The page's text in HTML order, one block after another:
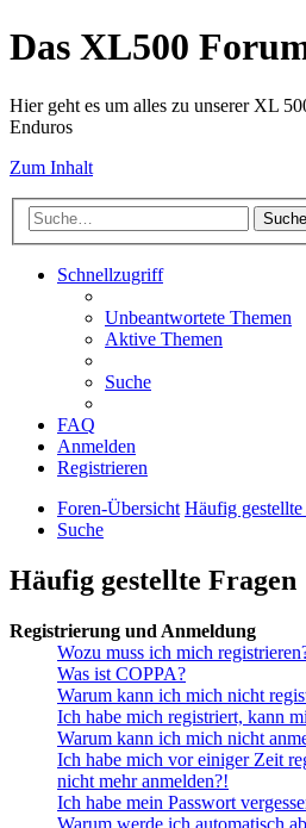
Das XL500
Hier geht es um alles zu unserer XL
Enduros
Zum Inhalt
Suche
Schnellzugriff
Unbeantwortete Themen
Aktive Themen
Suche
FAQ
Anmelden
Registrieren
Foren-Übersicht Häufig gestellte
Suche
Häufig gestellte Fragen
Registrierung und Anmeldung
Wozu muss ich mich
Was ist COPPA?
Warum kann ich mich nicht
Ich habe mich registriert, kann
Warum kann ich mich nicht
Ich habe mich vor einiger Zeit
nicht mehr anmelden?!
Ich habe mein Passwort